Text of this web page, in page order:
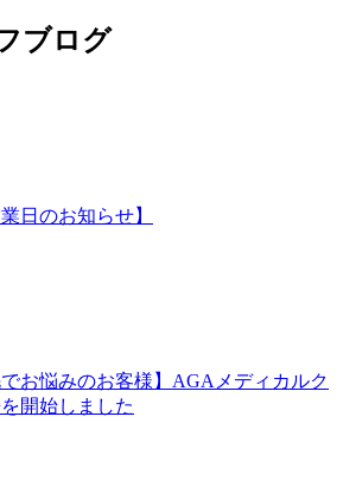
ブログ
日のお知らせ】
でお悩みのお客様】AGAメディカルク
開始しました